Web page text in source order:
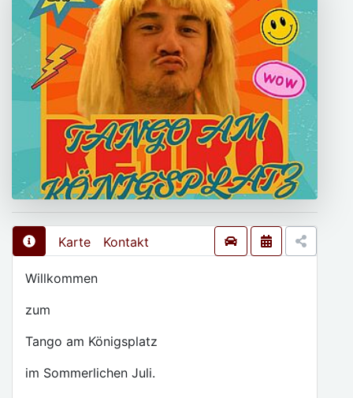
Karte Kontakt
Willkommen
zum
Tango am Königsplatz
im Sommerlichen Juli.